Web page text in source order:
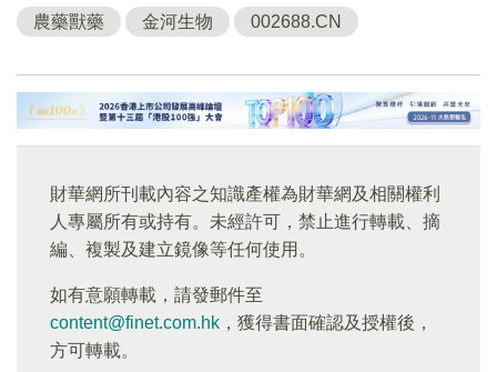
農藥獸藥 金河生物 002688.CN
財華網所刊載內容之知識產權為財華網及相關權利
人專屬所有或持有。未經許可，禁止進行轉載、摘
編、複製及建立鏡像等任何使用。
如有意願轉載，請發郵件至
content@finet.com.hk ，獲得書面確認及授權後，
方可轉載。